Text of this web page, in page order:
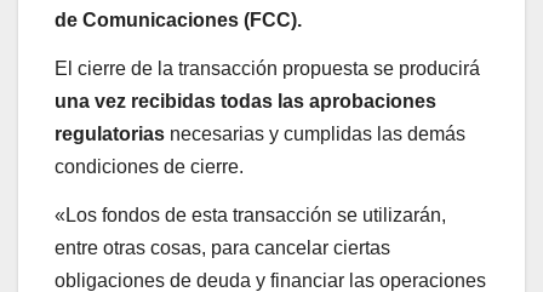
de Comunicaciones (FCC).
El cierre de la transacción propuesta se producirá
una vez recibidas todas las aprobaciones
regulatorias necesarias y cumplidas las demás
condiciones de cierre.
«Los fondos de esta transacción se utilizarán,
entre otras cosas, para cancelar ciertas
obligaciones de deuda y financiar las operaciones